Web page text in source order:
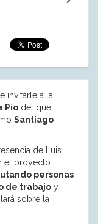
invitarle a la
Pío del que
Santiago
de Luis
el proyecto
personas
de trabajo y
sobre la